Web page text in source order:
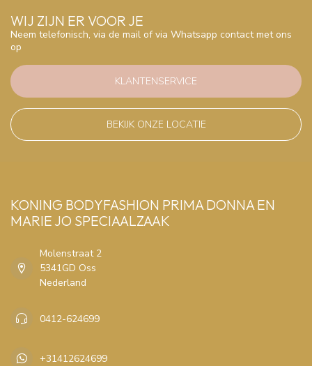
WIJ ZIJN ER VOOR JE
Neem telefonisch, via de mail of via Whatsapp contact met ons
op
KLANTENSERVICE
BEKIJK ONZE LOCATIE
KONING BODYFASHION PRIMA DONNA EN
MARIE JO SPECIAALZAAK
Molenstraat 2
5341GD Oss
Nederland
0412-624699
+31412624699